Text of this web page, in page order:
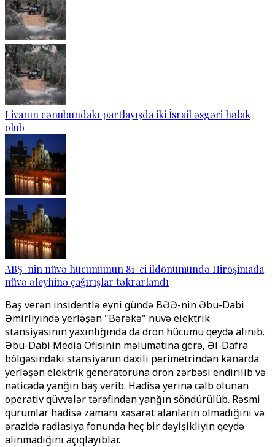
Livanın cənubundakı partlayışda iki İsrail əsgəri həlak
olub
ABŞ-nin nüvə hücumunun 81-ci ildönümündə Hiroşimada
nüvə əleyhinə çağırışlar təkrarlandı
Baş verən insidentlə eyni gündə BƏƏ-nin Əbu-Dabi
Əmirliyində yerləşən "Bərəkə" nüvə elektrik
stansiyasının yaxınlığında da dron hücumu qeydə alınıb.
Əbu-Dabi Media Ofisinin məlumatına görə, Əl-Dafra
bölgəsindəki stansiyanın daxili perimetrindən kənarda
yerləşən elektrik generatoruna dron zərbəsi endirilib və
nəticədə yanğın baş verib. Hadisə yerinə cəlb olunan
operativ qüvvələr tərəfindən yanğın söndürülüb. Rəsmi
qurumlar hadisə zamanı xəsarət alanların olmadığını və
ərazidə radiasiya fonunda heç bir dəyişikliyin qeydə
alınmadığını açıqlayıblar.